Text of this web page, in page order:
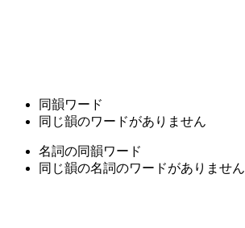
同韻ワード
同じ韻のワードがありません
名詞の同韻ワード
同じ韻の名詞のワードがありません